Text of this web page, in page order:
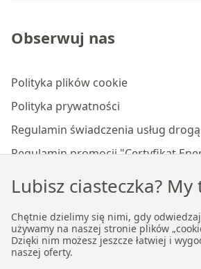
Polityka plików cookie
Polityka prywatności
Regulamin świadczenia usług
Regulamin promocji "Certyfikat
Regulamin "Polisa Ubezpieczenia
Regulamin promocji "Notariusz
Regulamin usługi Lekki Start
Regulamin płatności online
Obserwuj nas
Lubisz ciasteczka? My
Chętnie dzielimy się nimi, gdy
używamy na naszej stronie plików
Dzięki nim możesz jeszcze łatwiej i
naszej oferty.